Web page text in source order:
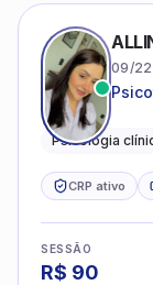
09/
Psicologia
CRP ativo
SESSÃO
R$ 90